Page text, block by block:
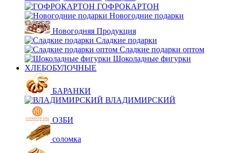
ГОФРОКАРТОН
Новогодние подарки
Новогодняя Продукция
Сладкие подарки
Сладкие подарки оптом
Шоколадные фигурки
ХЛЕБОБУЛОЧНЫЕ
БАРАНКИ
ВЛАДИМИРСКИЙ
ОЗБИ
соломка